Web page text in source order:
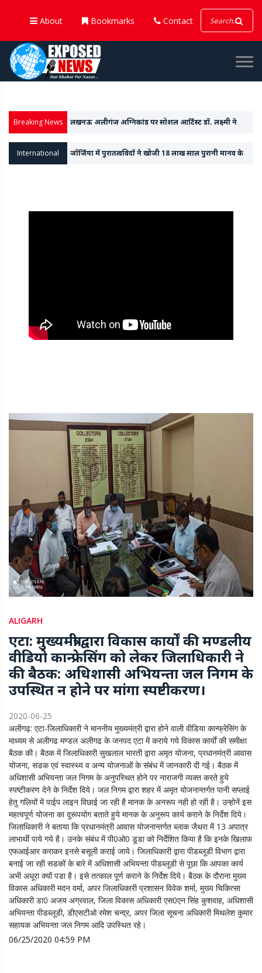
About Bookmarks Contact
Breaking News मोदी - ट्रंप की मुलाकात से ठीक पहले अमेरिका ने 'इंडो-पैसिफिक
International
Apple ने एक्शन बटन और A18 चिप के साथ लॉन्च की
ALIGARH
एटा: मुख्यमंत्री द्वारा विकास कार्याें की मण्डलीय
वीडियो कान्फ्रेसिंग को लेकर जिलाधिकारी ने
की बैठक: अधिशासी अभियन्ता जल निगम के
उपस्थित न होने पर मांगा स्पष्टीकरण।
2020-06-25
अलीगढ़: एटा-जिलाधिकारी ने माननीय मुख्यमंत्री द्वारा होने वाली वीडिया कान्फ्रेसिंग के
माध्यम से अलीगढ मण्डल अलीगढ के जनपद एटा में कराये गये विकास कार्याें की समीक्षा
बैठक की। बैठक में जिलाधिकारी सुखलाल भारती द्वारा अमृत योजना, प्रधानमंत्री आवास
योजना, सडक एवं स्वास्थ्य व अन्य योजनाओं के संबंध में जानकारी दी गई। बैठक में
अधिशासी अभियन्ता जल निगम के अनुपस्थित होने पर नाराजगी व्यक्त करते हुये
स्पष्टीकरण देने के निर्देश दिये। जल निगम द्वारा शहर में अमृत योजनान्तर्गत पानी सप्लाई
हेतु गलियों में पाईप लाइन विछाई जा रही है मानक के अनरूप नही हो रही है। उन्होनें इस
महत्वपूर्ण योजना का दुरूपयोग बताते हुये मानक के अनुरूप कार्य कराने के निर्देश दिये।
जिलाधिकारी ने बताया कि प्रधानमंत्री आवास योजनान्तर्गत ब्लाक जैथरा में 13 अपात्र
लाभार्थी पाये गये है। उनके संबंध में पी0ओ0 डूडा को निर्देशित किया है कि इनके खिलाफ
एफआईआर कराकर इनसे बसूली कराई जाये। जिलाधिकारी द्वारा पीडब्लूडी विभाग द्वारा
बनाई जा रही सडकों के बारे में अधिशासी अभियन्ता पीडब्लूडी से पूछा कि आपका कार्य
अभी अधूरा क्यों पडा है। इसे तत्काल पूर्ण कराने के निर्देश दिये। बैठक के दौराना मुख्य
विकास अधिकारी मदन वर्मा, अपर जिलाधिकारी प्रशासन विवेक शर्मा, मुख्य चिकित्सा
अधिकारी डा0 अजय अग्रवाल, जिला विकास अधिकारी एस0एन सिंह कुशवाह, अधिशासी
अभियन्ता पीडब्लूडी, डीएसटीओ रमेश चन्द्र, अपर जिला सूचना अधिकारी मिथलेश कुमार
सहायक अभियन्ता जल निगम आदि उपस्थित रहे।
06/25/2020 04:59 PM